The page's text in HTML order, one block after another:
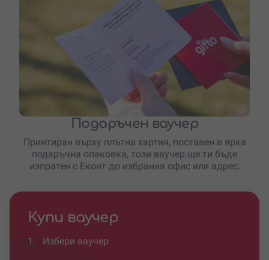
Подаръчен ваучер
Принтиран върху плътна хартия, поставен в ярка
подаръчна опаковка, този ваучер ще ти бъде
изпратен с Еконт до избрания офис или адрес.
Купи ваучер
1. Избери ваучер